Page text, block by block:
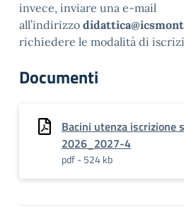
invece, inviare una e-mail
all’indirizzo
richiedere le modalità di
Documenti
Bacini utenza iscrizione
2026_2027-4
pdf - 524 kb